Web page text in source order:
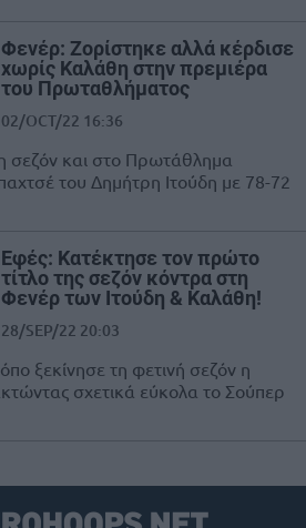
Φενέρ: Ζορίστηκε αλλά κέρδισε
χωρίς Καλάθη στην πρεμιέρα
του Πρωταθλήματος
02/OCT/22 16:36
σεζόν και στο Πρωτάθλημα
του Δημήτρη Ιτούδη με 78-72
Εφές: Κατέκτησε τον πρώτο
τίτλο της σεζόν κόντρα στη
Φενέρ των Ιτούδη & Καλάθη!
28/SEP/22 20:03
ξεκίνησε τη φετινή σεζόν η
σχετικά εύκολα το Σούπερ